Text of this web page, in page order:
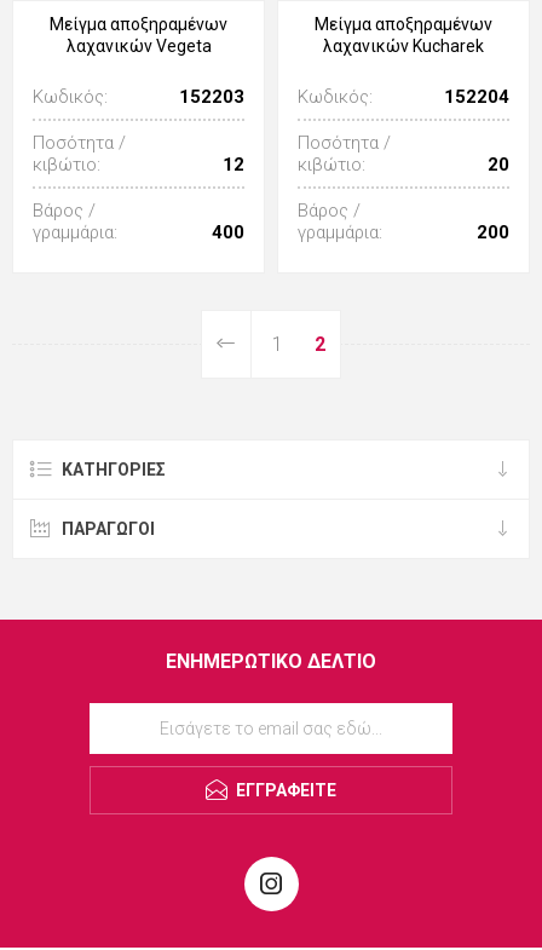
Μείγμα αποξηραμένων
λαχανικών Vegeta
Κωδικός: 152203
Ποσότητα /
κιβώτιο:
12
Βάρος /
γραμμάρια:
400
Μείγμα αποξηραμένων
λαχανικών Kucharek
Κωδικός: 152204
Ποσότητα /
κιβώτιο:
20
Βάρος /
γραμμάρια:
200
1 2
ΚΑΤΗΓΟΡΊΕΣ
ΠΑΡΑΓΩΓΟΙ
ΕΝΗΜΕΡΩΤΙΚΌ ΔΕΛΤΊΟ
ΕΓΓΡΑΦΕΊΤΕ